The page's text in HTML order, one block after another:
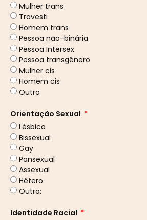
Mulher trans
Travesti
Homem trans
Pessoa não-binária
Pessoa Intersex
Pessoa transgênero
Mulher cis
Homem cis
Outro
Orientação Sexual
Lésbica
Bissexual
Gay
Pansexual
Assexual
Hétero
Outro:
Identidade Racial